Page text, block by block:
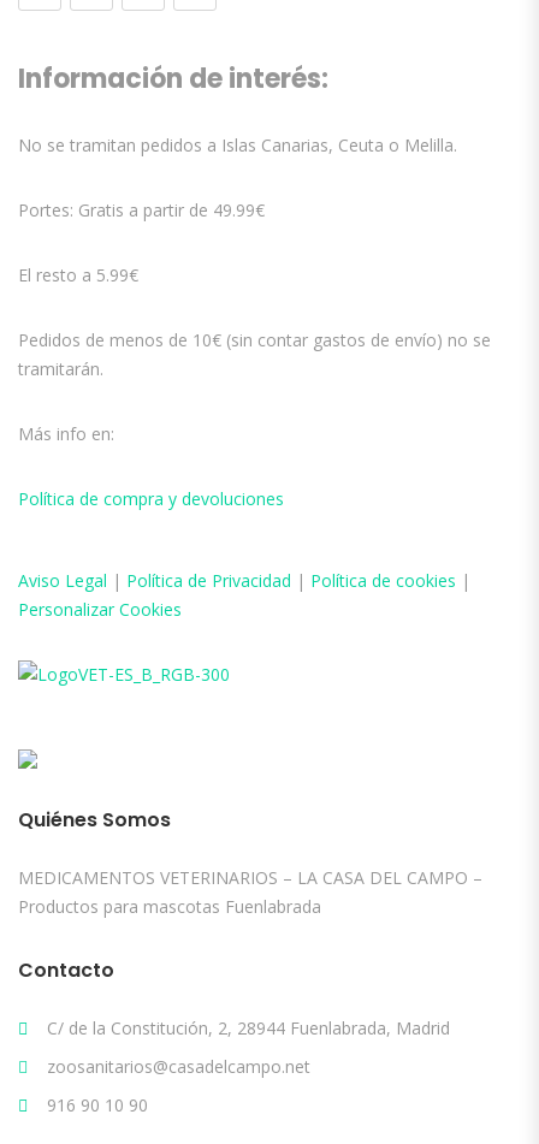
Información de interés:
No se tramitan pedidos a Islas Canarias, Ceuta o Melilla.
Portes: Gratis a partir de 49.99€
El resto a 5.99€
Pedidos de menos de 10€ (sin contar gastos de envío) no se
tramitarán.
Más info en:
Política de compra y devoluciones
Aviso Legal | Política de Privacidad | Política de cookies |
Personalizar Cookies
Quiénes Somos
MEDICAMENTOS VETERINARIOS – LA CASA DEL CAMPO –
Productos para mascotas Fuenlabrada
Contacto
C/ de la Constitución, 2, 28944 Fuenlabrada, Madrid
zoosanitarios@casadelcampo.net
916 90 10 90